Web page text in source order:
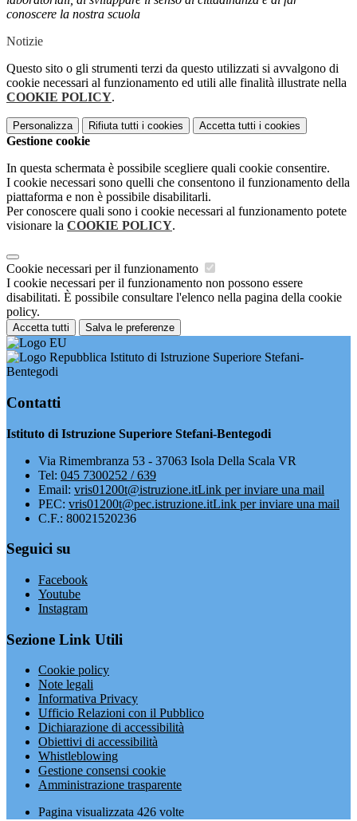
conoscere la nostra scuola
Notizie
Questo sito o gli strumenti terzi da questo utilizzati si avvalgono di
cookie necessari al funzionamento ed utili alle finalità illustrate nella
COOKIE POLICY.
Personalizza Rifiuta tutti i cookies Accetta tutti i cookies
Gestione cookie
In questa schermata è possibile scegliere quali cookie consentire.
I cookie necessari sono quelli che consentono il funzionamento della
piattaforma e non è possibile disabilitarli.
Per conoscere quali sono i cookie necessari al funzionamento potete
visionare la COOKIE POLICY.
Cookie necessari per il funzionamento
I cookie necessari per il funzionamento non possono essere
disabilitati. È possibile consultare l'elenco nella pagina della cookie
policy.
Accetta tutti Salva le preferenze
Istituto di Istruzione Superiore Stefani-
Bentegodi
Contatti
Istituto di Istruzione Superiore Stefani-Bentegodi
Via Rimembranza 53 - 37063 Isola Della Scala VR
Tel: 045 7300252 / 639
Email: vris01200t@istruzione.itLink per inviare una mail
PEC: vris01200t@pec.istruzione.itLink per inviare una mail
C.F.: 80021520236
Seguici su
Facebook
Youtube
Instagram
Sezione Link Utili
Cookie policy
Note legali
Informativa Privacy
Ufficio Relazioni con il Pubblico
Dichiarazione di accessibilità
Obiettivi di accessibilità
Whistleblowing
Gestione consensi cookie
Amministrazione trasparente
Pagina visualizzata 426 volte